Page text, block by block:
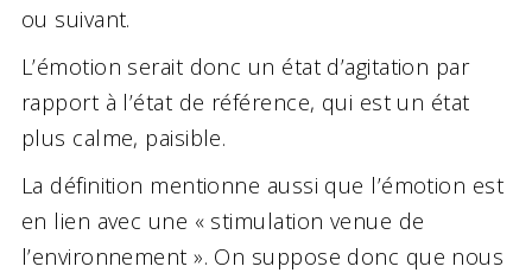
ou suivant.
L’émotion serait donc un état d’agitation par
rapport à l’état de référence, qui est un état
plus calme, paisible.
La définition mentionne aussi que l’émotion est
en lien avec une « stimulation venue de
l’environnement ». On suppose donc que nous